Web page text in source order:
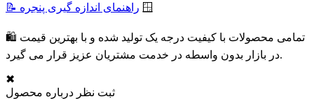
📝 راهنمای اندازه گیری پنجره 🪟
🛍 تمامی محصولات با کیفیت درجه یک تولید شده و با بهترین قیمت
در بازار بدون واسطه در خدمت مشتریان عزیز قرار می گیرد.
✖
ثبت نظر درباره محصول